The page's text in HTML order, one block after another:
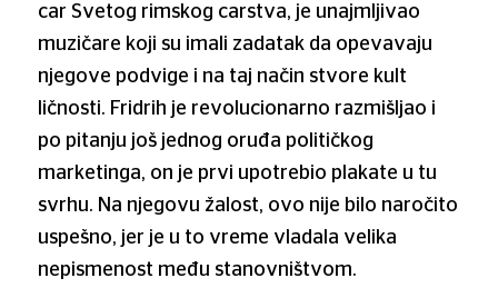
car Svetog rimskog carstva, je unajmljivao
muzičare koji su imali zadatak da opevavaju
njegove podvige i na taj način stvore kult
ličnosti. Fridrih je revolucionarno razmišljao i
po pitanju još jednog oruđa političkog
marketinga, on je prvi upotrebio plakate u tu
svrhu. Na njegovu žalost, ovo nije bilo naročito
uspešno, jer je u to vreme vladala velika
nepismenost među stanovništvom.